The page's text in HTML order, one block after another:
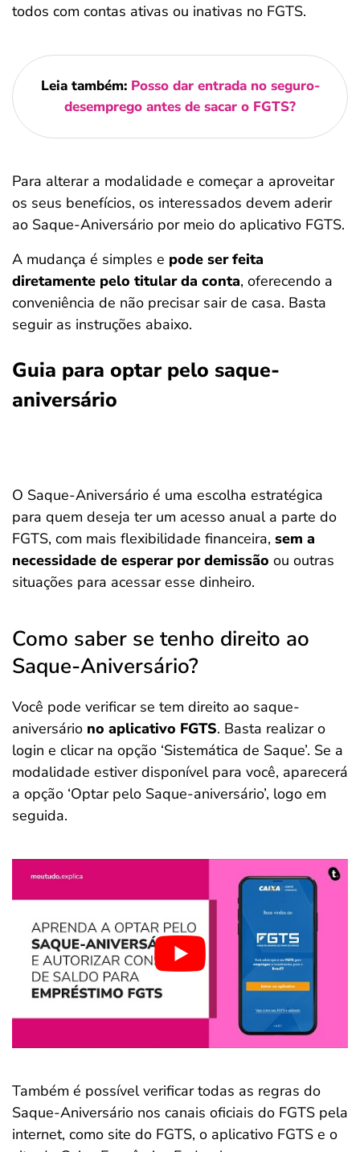
todos com contas ativas ou inativas no FGTS.
Leia também: Posso dar entrada no seguro-
desemprego antes de sacar o FGTS?
Para alterar a modalidade e começar a aproveitar
os seus benefícios, os interessados devem aderir
ao Saque-Aniversário por meio do aplicativo FGTS.
A mudança é simples e pode ser feita
diretamente pelo titular da conta, oferecendo a
conveniência de não precisar sair de casa. Basta
seguir as instruções abaixo.
Guia para optar pelo saque-
aniversário
O Saque-Aniversário é uma escolha estratégica
para quem deseja ter um acesso anual a parte do
FGTS, com mais flexibilidade financeira, sem a
necessidade de esperar por demissão ou outras
situações para acessar esse dinheiro.
Como saber se tenho direito ao
Saque-Aniversário?
Você pode verificar se tem direito ao saque-
aniversário no aplicativo FGTS. Basta realizar o
login e clicar na opção ‘Sistemática de Saque’. Se a
modalidade estiver disponível para você, aparecerá
a opção ‘Optar pelo Saque-aniversário’, logo em
seguida.
Também é possível verificar todas as regras do
Saque-Aniversário nos canais oficiais do FGTS pela
internet, como site do FGTS, o aplicativo FGTS e o